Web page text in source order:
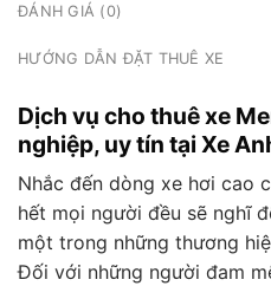
ĐÁNH GIÁ (0)
HƯỚNG DẪN ĐẶT THUÊ XE
Dịch vụ cho thuê xe
nghiệp, uy tín tại Xe
Nhắc đến dòng xe hơi cao
hết mọi người đều sẽ nghĩ
một trong những thương
Đối với những người đam